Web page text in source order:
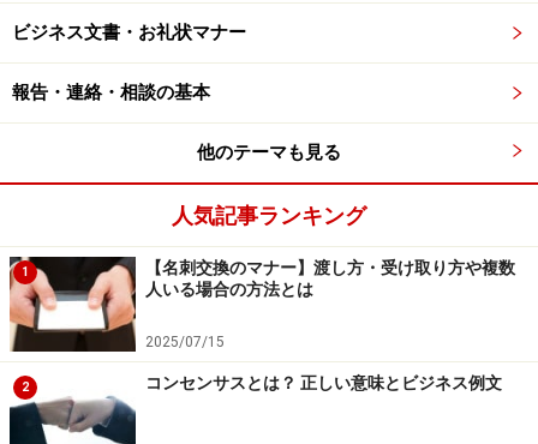
退職の挨拶メール2：出来るだけ早く返信す
る
社内の人の場合は、退職する日に挨拶メールを送ること
も多いため、退職後に届いたメールは当然読まれない恐
退職の挨拶メールが届いたら、すぐに返信するよう心が
けましょう。
社外の人からは、多少の余裕を持って挨拶メールを送っ
てくる場合が多いですが、引継ぎなどで忙しくしている
可能性もあります。
ビジネス文書・お礼状マナー
報告・連絡・相談の基本
他のテーマも見る
人気記事ランキング
1
【名刺交換のマナー】渡し方・受け取り方や複数
人いる場合の方法とは
2025/07/15
2 コンセンサスとは？ 正しい意味とビジネス例文